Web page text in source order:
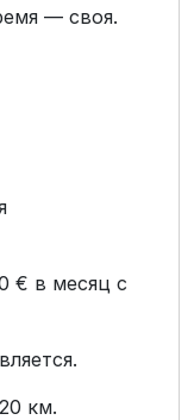
— своя.
€ в месяц с
км.